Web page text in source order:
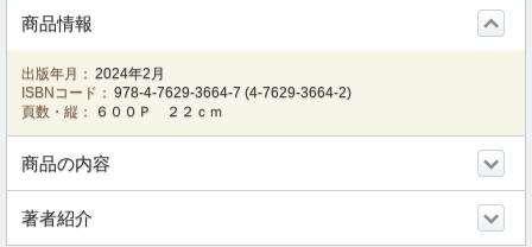
商品情報
出版年月： 2024年2月
ISBNコード： 978-4-7629-3664-7 (4-7629-3664-2)
頁数・縦：
６００Ｐ ２２ｃｍ
商品の内容
著者紹介